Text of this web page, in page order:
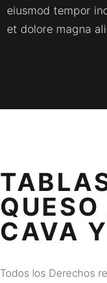
eiusmod tempor
et dolore magna
CAVA
Todos los Derechos